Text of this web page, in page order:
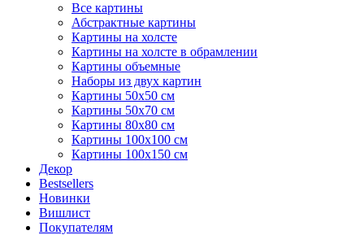
Все картины
Абстрактные картины
Картины на холсте
Картины на холсте в обрамлении
Картины объемные
Наборы из двух картин
Картины 50х50 см
Картины 50х70 см
Картины 80х80 см
Картины 100х100 см
Картины 100х150 см
Декор
Bestsellers
Новинки
Вишлист
Покупателям